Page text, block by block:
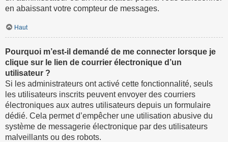
en abaissant votre compteur de messages.
Haut
Pourquoi m’est-il demandé de me connecter lorsque je
clique sur le lien de courrier électronique d’un
utilisateur ?
Si les administrateurs ont activé cette fonctionnalité, seuls
les utilisateurs inscrits peuvent envoyer des courriers
électroniques aux autres utilisateurs depuis un formulaire
dédié. Cela permet d’empêcher une utilisation abusive du
système de messagerie électronique par des utilisateurs
malveillants ou des robots.